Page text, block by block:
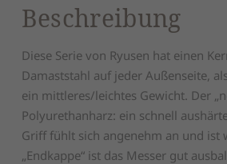
Beschreibung
Diese Serie von Ryusen hat einen
Damaststahl auf jeder Außenseite,
ein mittleres/leichtes Gewicht. Der
Polyurethanharz: ein schnell
Griff fühlt sich angenehm an und ist
„Endkappe“ ist das Messer gut